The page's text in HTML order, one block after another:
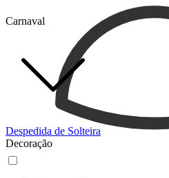
Carnaval
Despedida de Solteira
Decoração